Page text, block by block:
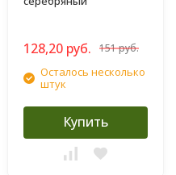
128,20 руб. 151 руб.
Осталось несколько
штук
Купить